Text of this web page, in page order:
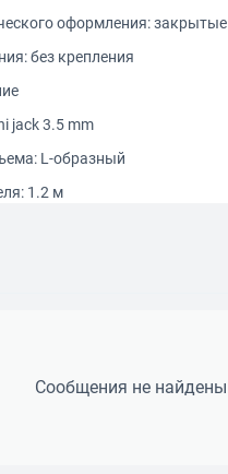
оформления: закрытые
без крепления
jack 3.5 mm
L-образный
1.2 м
Сообщения не найдены